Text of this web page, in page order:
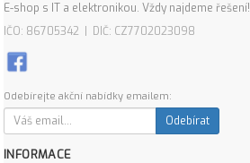
E-shop s IT a elektronikou. Vždy najdeme řešení!
IČO: 86705342 | DIČ: CZ7702023098
Odebírejte akční nabídky emailem:
Odebírat
INFORMACE